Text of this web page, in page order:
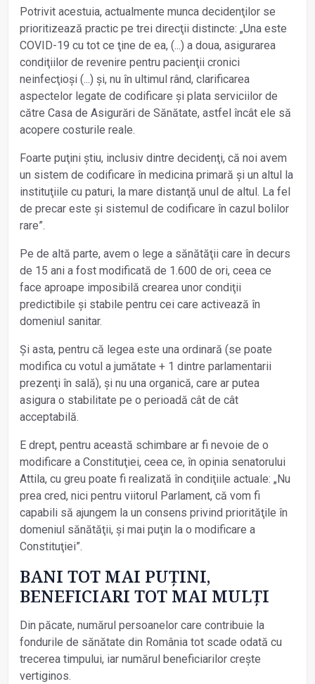
Potrivit acestuia, actualmente munca decidenţilor se
prioritizează practic pe trei direcţii distincte: „Una este
COVID-19 cu tot ce ţine de ea, (...) a doua, asigurarea
condiţiilor de revenire pentru pacienţii cronici
neinfecţioși (...) și, nu în ultimul rând, clarificarea
aspectelor legate de codificare și plata serviciilor de
către Casa de Asigurări de Sănătate, astfel încât ele să
acopere costurile reale.
Foarte puţini știu, inclusiv dintre decidenţi, că noi avem
un sistem de codificare în medicina primară și un altul la
instituţiile cu paturi, la mare distanţă unul de altul. La fel
de precar este și sistemul de codificare în cazul bolilor
rare”.
Pe de altă parte, avem o lege a sănătăţii care în decurs
de 15 ani a fost modificată de 1.600 de ori, ceea ce
face aproape imposibilă crearea unor condiţii
predictibile și stabile pentru cei care activează în
domeniul sanitar.
Și asta, pentru că legea este una ordinară (se poate
modifica cu votul a jumătate + 1 dintre parlamentarii
prezenţi în sală), și nu una organică, care ar putea
asigura o stabilitate pe o perioadă cât de cât
acceptabilă.
E drept, pentru această schimbare ar fi nevoie de o
modificare a Constituţiei, ceea ce, în opinia senatorului
Attila, cu greu poate fi realizată în condiţiile actuale: „Nu
prea cred, nici pentru viitorul Parlament, că vom fi
capabili să ajungem la un consens privind priorităţile în
domeniul sănătăţii, și mai puţin la o modificare a
Constituţiei”.
BANI TOT MAI PUŢINI,
BENEFICIARI TOT MAI MULŢI
Din păcate, numărul persoanelor care contribuie la
fondurile de sănătate din România tot scade odată cu
trecerea timpului, iar numărul beneficiarilor crește
vertiginos.